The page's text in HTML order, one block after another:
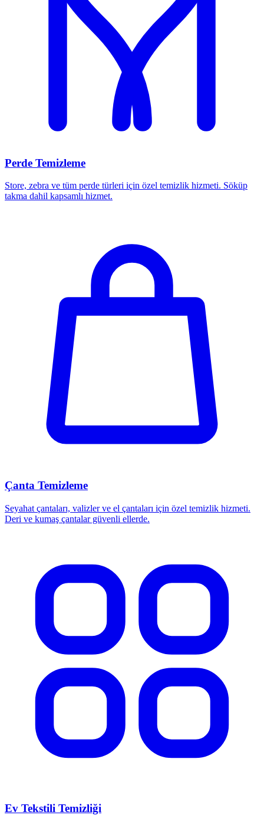
Perde Temizleme
Store, zebra ve tüm perde türleri için özel temizlik hizmeti. Söküp
takma dahil kapsamlı hizmet.
Çanta Temizleme
Seyahat çantaları, valizler ve el çantaları için özel temizlik hizmeti.
Deri ve kumaş çantalar güvenli ellerde.
Ev Tekstili Temizliği